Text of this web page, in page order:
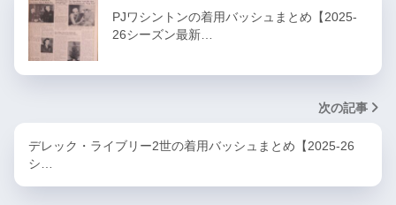
PJワシントンの着用バッシュまとめ【2025-
26シーズン最新…
次の記事
デレック・ライブリー2世の着用バッシュまとめ【2025-26
シ…